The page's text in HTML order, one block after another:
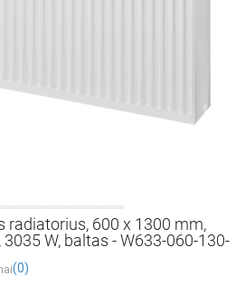
radiatorius, 600 x 1300 mm,
W, baltas - W633-060-130-
(0)